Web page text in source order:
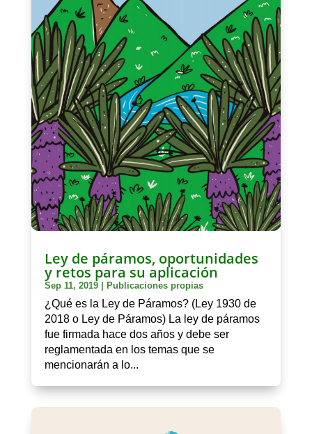
Ley de páramos, oportunidades
y retos para su aplicación
Sep 11, 2019| Publicaciones propias
¿Qué es la Ley de Páramos? (Ley 1930 de
2018 o Ley de Páramos) La ley de páramos
fue firmada hace dos años y debe ser
reglamentada en los temas que se
mencionarán a lo...